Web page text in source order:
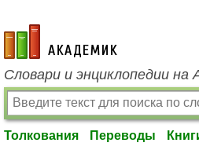
academic.ru
Словари и энциклопедии на
Толкования Переводы